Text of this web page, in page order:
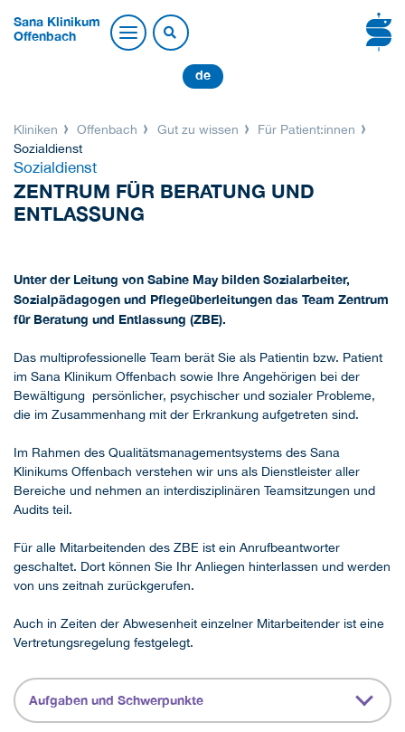
Sana Klinikum
Offenbach
de
Kliniken Offenbach Gut zu wissen
Für Patient:innen
Sozialdienst
Sozialdienst
ZENTRUM FÜR BERATUNG UND
ENTLASSUNG
Unter der Leitung von Sabine May bilden Sozialarbeiter,
Sozialpädagogen und Pflegeüberleitungen das Team Zentrum
für Beratung und Entlassung (ZBE).
Das multiprofessionelle Team berät Sie als Patientin bzw. Patient
im Sana Klinikum Offenbach sowie Ihre Angehörigen bei der
Bewältigung persönlicher, psychischer und sozialer Probleme,
die im Zusammenhang mit der Erkrankung aufgetreten sind.
Im Rahmen des Qualitätsmanagementsystems des Sana
Klinikums Offenbach verstehen wir uns als Dienstleister aller
Bereiche und nehmen an interdisziplinären Teamsitzungen und
Audits teil.
Für alle Mitarbeitenden des ZBE ist ein Anrufbeantworter
geschaltet. Dort können Sie Ihr Anliegen hinterlassen und werden
von uns zeitnah zurückgerufen.
Auch in Zeiten der Abwesenheit einzelner Mitarbeitender ist eine
Vertretungsregelung festgelegt.
Aufgaben und Schwerpunkte